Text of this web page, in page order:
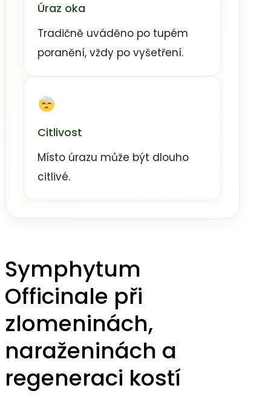
Úraz oka
Tradičně uváděno po tupém
poranění, vždy po vyšetření.
Citlivost
Místo úrazu může být dlouho
citlivé.
Symphytum
Officinale při
zlomeninách,
naraženinách a
regeneraci kostí